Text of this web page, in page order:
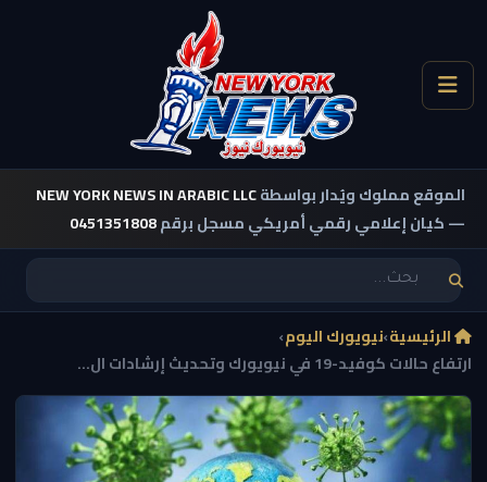
الموقع مملوك ويُدار بواسطةNEW YORK NEWS IN ARABIC LLC
— كيان إعلامي رقمي أمريكي مسجل برقم0451351808
الرئيسية›نيويورك اليوم›
ارتفاع حالات كوفيد-19 في نيويورك وتحديث إرشادات ال...